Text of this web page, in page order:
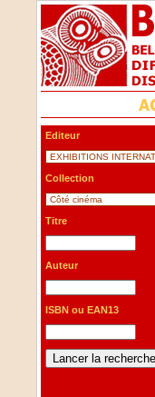
Editeur
Collection
Titre
Auteur
ISBN ou EAN13